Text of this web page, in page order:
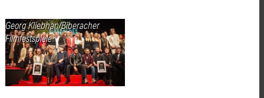
Georg Kliebhan/Biberacher
Filmfestspiele